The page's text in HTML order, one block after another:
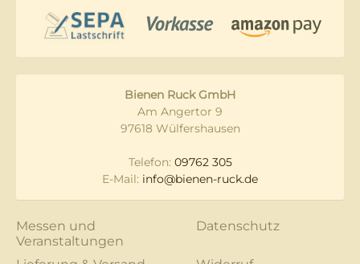
Bienen Ruck GmbH
Am Angertor 9
97618 Wülfershausen
Telefon: 09762 305
E-Mail: info@bienen-ruck.de
Messen und
Veranstaltungen
Datenschutz